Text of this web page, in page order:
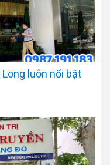
luôn nổi bật